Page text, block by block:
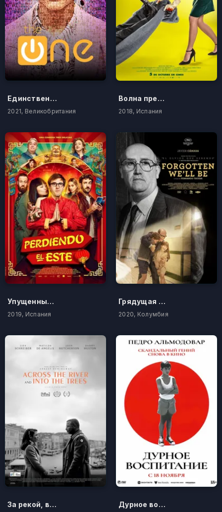
Единственный
2021, Великобритания
Волна преступлений
2018, Испания
Упущенный Восток
2019, Испания
Грядущая забывчивость
2020, Колумбия
За рекой, в тени деревьев Дурное воспитание